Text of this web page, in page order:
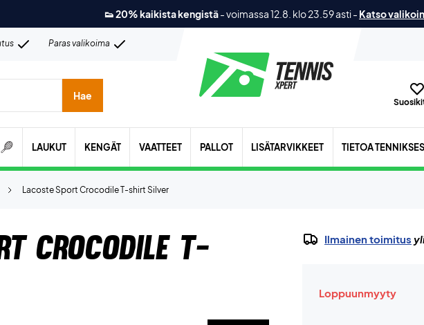
👟 20% kaikista kengistä-voimassa 12.8. klo 23.59 asti- Katso
Paras valikoima
Hae
LAUKUT KENGÄT VAATTEET PALLOT LISÄTARVIKKEET TIETOA
Lacoste Sport Crocodile T-shirt Silver
Crocodile T-
Ilmainen toimitus
Loppuunmyyty